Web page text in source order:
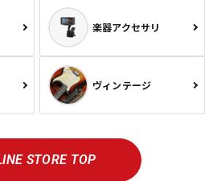
楽器アクセサリ
ヴィンテージ
STORE TOP